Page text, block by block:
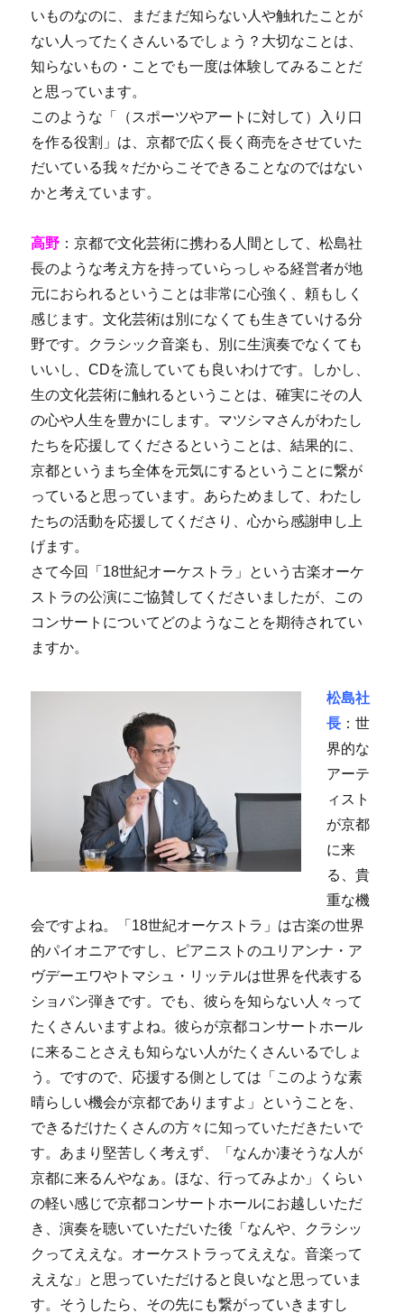
いものなのに、まだまだ知らない人や触れたことが
ない人ってたくさんいるでしょう？大切なことは、
知らないもの・ことでも一度は体験してみることだ
と思っています。
このような「（スポーツやアートに対して）入り口
を作る役割」は、京都で広く長く商売をさせていた
だいている我々だからこそできることなのではない
かと考えています。
高野 ：京都で文化芸術に携わる人間として、松島社
長のような考え方を持っていらっしゃる経営者が地
元におられるということは非常に心強く、頼もしく
感じます。文化芸術は別になくても生きていける分
野です。クラシック音楽も、別に生演奏でなくても
いいし、CDを流していても良いわけです。しかし、
生の文化芸術に触れるということは、確実にその人
の心や人生を豊かにします。マツシマさんがわたし
たちを応援してくださるということは、結果的に、
京都というまち全体を元気にするということに繋が
っていると思っています。あらためまして、わたし
たちの活動を応援してくださり、心から感謝申し上
げます。
さて今回「18世紀オーケストラ」という古楽オーケ
ストラの公演にご協賛してくださいましたが、この
コンサートについてどのようなことを期待されてい
ますか。
松島社
長 ：世
界的な
アーテ
ィスト
が京都
に来
る、貴
重な機
会ですよね。「18世紀オーケストラ」は古楽の世界
的パイオニアですし、ピアニストのユリアンナ・ア
ヴデーエワやトマシュ・リッテルは世界を代表する
ショパン弾きです。でも、彼らを知らない人々って
たくさんいますよね。彼らが京都コンサートホール
に来ることさえも知らない人がたくさんいるでしょ
う。ですので、応援する側としては「このような素
晴らしい機会が京都でありますよ」ということを、
できるだけたくさんの方々に知っていただきたいで
す。あまり堅苦しく考えず、「なんか凄そうな人が
京都に来るんやなぁ。ほな、行ってみよか」くらい
の軽い感じで京都コンサートホールにお越しいただ
き、演奏を聴いていただいた後「なんや、クラシッ
クってええな。オーケストラってええな。音楽って
ええな」と思っていただけると良いなと思っていま
す。そうしたら、その先にも繋がっていきますし